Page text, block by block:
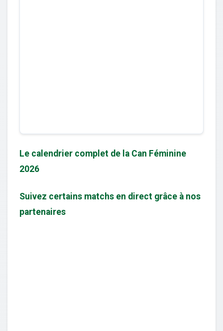
Le calendrier complet de la Can Féminine
2026
Suivez certains matchs en direct grâce à nos
partenaires